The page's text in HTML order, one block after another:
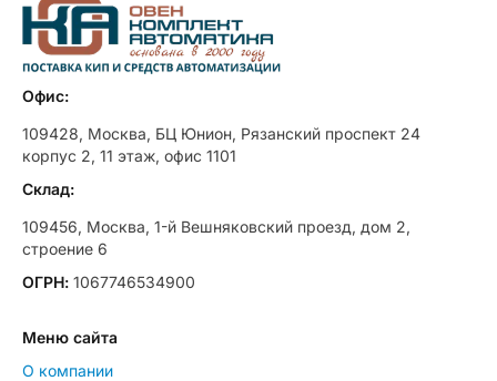
Офис:
109428, Москва, БЦ Юнион, Рязанский проспект 24
корпус 2, 11 этаж, офис 1101
Склад:
109456, Москва, 1-й Вешняковский проезд, дом 2,
строение 6
ОГРН: 1067746534900
Меню сайта
О компании